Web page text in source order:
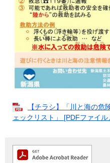
【チラシ】「川と海の
ェックリスト」 [PDFファイル